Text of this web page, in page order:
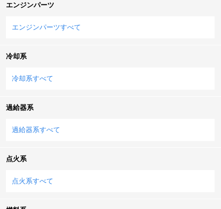
エンジンパーツ
エンジンパーツすべて
冷却系
冷却系すべて
過給器系
過給器系すべて
点火系
点火系すべて